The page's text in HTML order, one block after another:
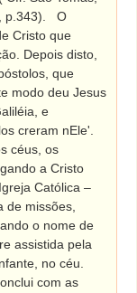
O
Cristo que
Depois disto,
que
modo deu Jesus
e
creram nEle'.
céus, os
a Cristo
Católica –
de missões,
o nome de
assistida pela
no céu.
com as